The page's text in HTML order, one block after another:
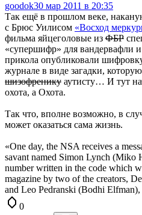
goodok30 мар 2011 в 20:35
Так ещё в прошлом веке,
с Брюс Уилисом «Восход
фильма яйцеголовые из ФБР
«супершифр» для вандервафли и
прикола опубликовали
журнале в виде загадки,
шизофренику аутисту… И тут
охота, а Охота.
Так что, вполне возможно, в
может оказаться сама жизнь.
«One day, the NSA receives a
savant named Simon Lynch (Miko
number written in the code which
magazine by two of the creators,
and Leo Pedranski (Bodhi
0